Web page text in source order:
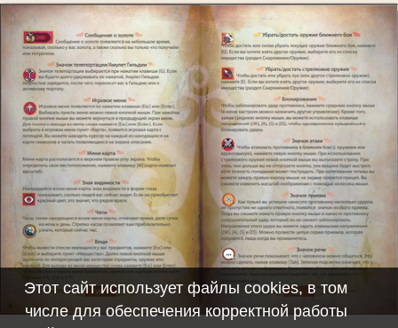
Этот сайт использует файлы cookies, в том
числе для обеспечения корректной работы